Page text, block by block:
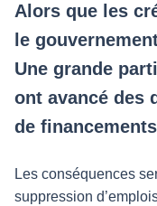
Alors que les
le
Une grande
ont avancé des
de
Les conséquences
suppression